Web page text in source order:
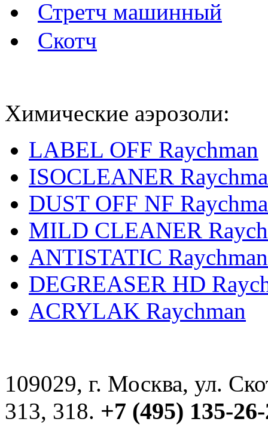
Стретч машинный
Скотч
Химические аэрозоли:
LABEL OFF Raychman
ISOCLEANER
DUST OFF NF
MILD CLEANER
ANTISTATIC Raychman
DEGREASER HD
ACRYLAK Raychman
109029, г. Москва, ул.
313, 318. +7 (495) 135-